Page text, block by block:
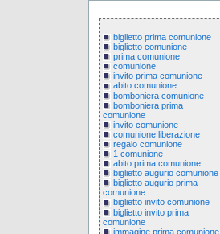
biglietto prima comunione
biglietto comunione
prima comunione
comunione
invito prima comunione
abito comunione
bomboniera comunione
bomboniera prima
comunione
invito comunione
comunione liberazione
regalo comunione
1 comunione
abito prima comunione
biglietto augurio comunione
biglietto augurio prima
comunione
biglietto invito comunione
biglietto invito prima
comunione
immagine prima comunione